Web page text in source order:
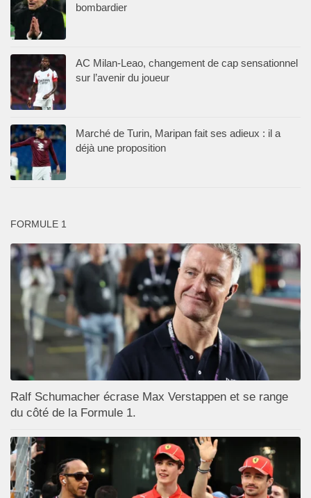
bombardier
AC Milan-Leao, changement de cap sensationnel
sur l’avenir du joueur
Marché de Turin, Maripan fait ses adieux : il a
déjà une proposition
FORMULE 1
Ralf Schumacher écrase Max Verstappen et se range
du côté de la Formule 1.